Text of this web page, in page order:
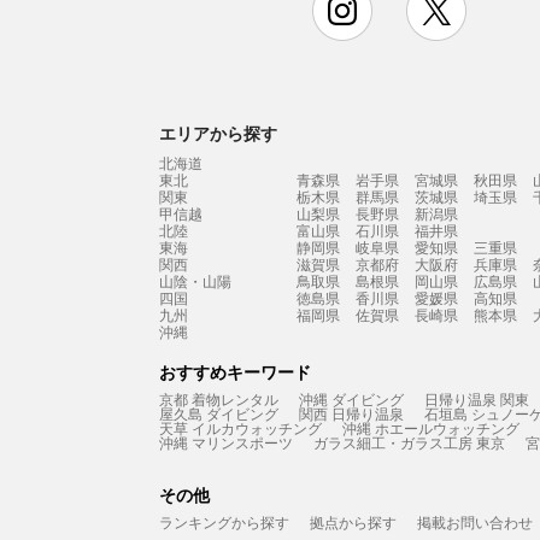
エリアから探す
北海道
東北
青森県 岩手県 宮城県 秋田県
関東
栃木県 群馬県 茨城県 埼玉県
甲信越
山梨県 長野県
新潟県
北陸
富山県 石川県
福井県
東海
静岡県 岐阜県 愛知県
三重県
関西
滋賀県 京都府 大阪府 兵庫県
山陰・山陽
鳥取県 島根県 岡山県 広島県
四国
徳島県 香川県 愛媛県
高知県
九州
福岡県 佐賀県 長崎県 熊本県
沖縄
おすすめキーワード
京都 着物レンタル 沖縄 ダイビング 日帰り温泉 関東
屋久島 ダイビング 関西 日帰り温泉 石垣島 シュノー
天草 イルカウォッチング 沖縄 ホエールウォッチング
沖縄 マリンスポーツ ガラス細工・ガラス工房 東京
その他
ランキングから探す 拠点から探す 掲載お問い合わせ